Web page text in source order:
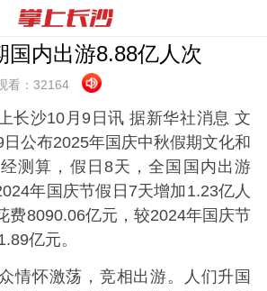
国内出游8.88亿人次
看： 32164
沙10月9日讯 据新华社消息 文
公布2025年国庆中秋假期文化和
测算，假日8天，全国国内出游
年国庆节假日7天增加1.23亿人
费8090.06亿元，较2024年国庆节
亿元。
怀激荡，竞相出游。人们升国